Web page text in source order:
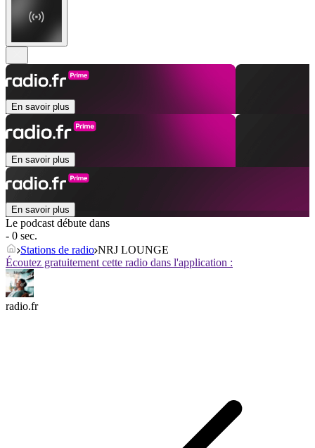
En savoir plus
En savoir plus
En savoir plus
Le podcast débute dans
- 0 sec.
Stations de radio NRJ LOUNGE
Écoutez gratuitement cette radio dans l'application :
radio.fr